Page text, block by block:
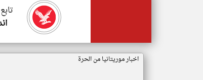
اخبار موريتانيا من الحرة